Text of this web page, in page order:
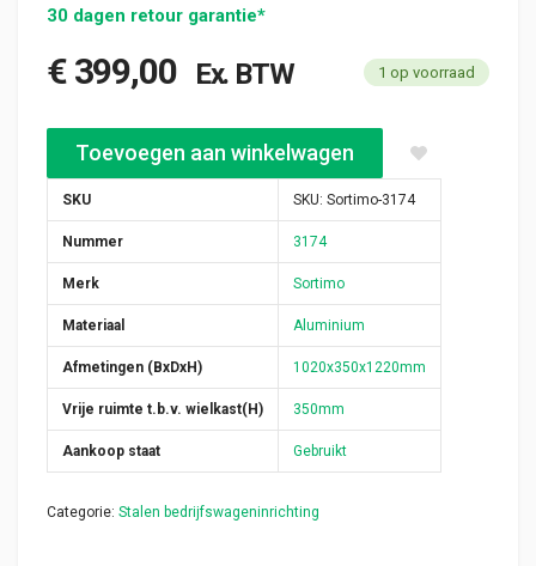
30 dagen retour garantie*
€399,00 Ex. BTW 1 op voorraad
Sortimo alu bedrijfswagen inrichting 1020x350x1220mm
Toevoegen aan winkelwagen
SKU SKU: Sortimo-3174
Nummer 3174
Merk Sortimo
Materiaal Aluminium
Afmetingen (BxDxH) 1020x350x1220mm
Vrije ruimte t.b.v. wielkast(H) 350mm
Aankoop staat Gebruikt
Categorie: Stalen bedrijfswageninrichting